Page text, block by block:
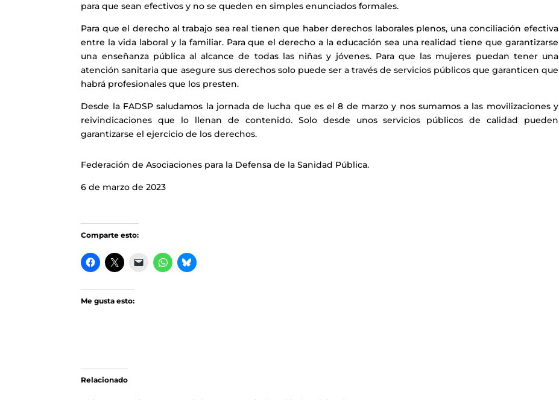
para que sean efectivos y no se queden en simples enunciados formales.
Para que el derecho al trabajo sea real tienen que haber derechos laborales plenos, una conciliación efectiva
entre la vida laboral y la familiar. Para que el derecho a la educación sea una realidad tiene que garantizarse
una enseñanza pública al alcance de todas las niñas y jóvenes. Para que las mujeres puedan tener una
atención sanitaria que asegure sus derechos solo puede ser a través de servicios públicos que garanticen que
habrá profesionales que los presten.
Desde la FADSP saludamos la jornada de lucha que es el 8 de marzo y nos sumamos a las movilizaciones y
reivindicaciones que lo llenan de contenido. Solo desde unos servicios públicos de calidad pueden
garantizarse el ejercicio de los derechos.
Federación de Asociaciones para la Defensa de la Sanidad Pública.
6 de marzo de 2023
Comparte esto:
Me gusta esto:
Relacionado